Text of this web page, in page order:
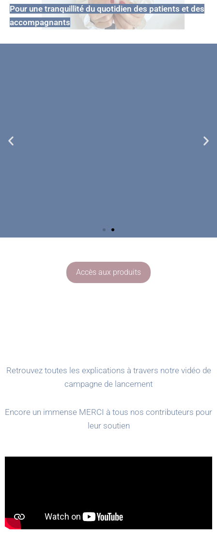
Pour une tranquillité du quotidien des patients et des
accompagnants
Développé en partenariat avec l'Ecole
Accès aux produits
Retrouvez toutes les explications à travers notre vidéo de
campagne de lancement
Encore un immense MERCI à tous nos contributeurs pour
leur soutien